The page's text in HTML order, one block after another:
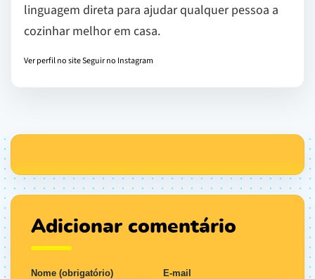
linguagem direta para ajudar qualquer pessoa a
cozinhar melhor em casa.
Ver perfil no siteSeguir no Instagram
Adicionar comentário
Nome (obrigatório) E-mail